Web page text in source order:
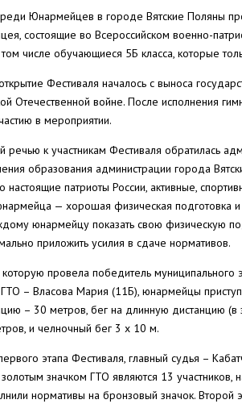
Юнармейцев в городе Вятские Поляны
состоящие во Всероссийском военно-
том числе обучающиеся 5Б класса, которые
Фестиваля началось с выноса
Отечественной войне. После исполнения
в мероприятии.
речью к участникам Фестиваля обратилась
образования администрации города
патриоты России, активные,
— хорошая физическая подготовка
юнармейцу показать свою физическую
приложить усилия в сдаче нормативов.
провела победитель
ГТО – Власова Мария (11Б), юнармейцы
– 30 метров, бег на длинную дистанцию (в
и челночный бег 3 х 10 м.
этапа Фестиваля, главный судья –
значком ГТО являются 13
нормативы на бронзовый значок. Второй